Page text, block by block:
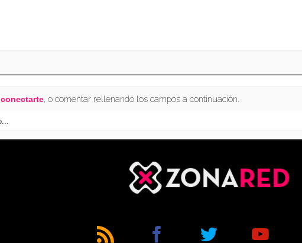
conectarte, o comentar rellenando los campos a continuación.